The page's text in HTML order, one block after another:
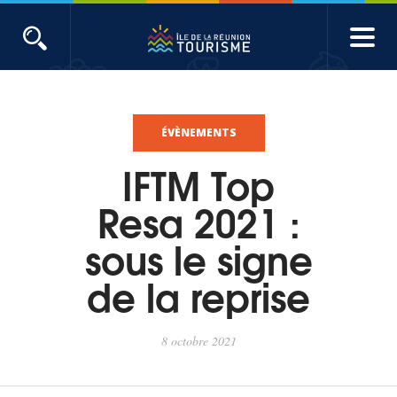
navigation
ACTUALITÉS
Produits touristiques
Etudes et indicateurs
Voyages de presse
Toute l'actualité
ÉVÈNEMENTS
IFTM Top
Resa 2021 :
sous le signe
de la reprise
8 octobre 2021